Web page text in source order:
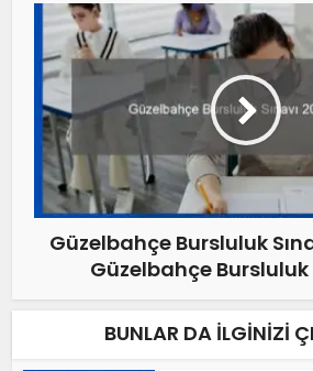
Güzelbahçe Bursluluk
Güzelbahçe Bursluluk
BUNLAR DA İLGINIZI